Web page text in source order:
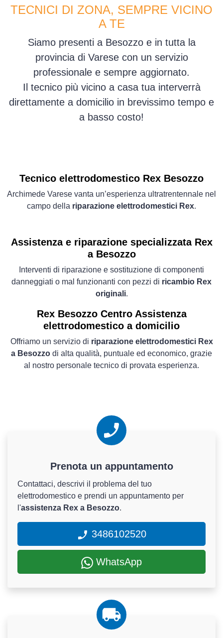
TECNICI DI ZONA, SEMPRE VICINO
A TE
Siamo presenti a Besozzo e in tutta la
provincia di Varese con un servizio
professionale e sempre aggiornato.
Il tecnico più vicino a casa tua interverrà
direttamente a domicilio in brevissimo tempo e
a basso costo!
Tecnico elettrodomestico Rex Besozzo
Archimede Varese vanta un’esperienza ultratrentennale nel
campo della riparazione elettrodomestici Rex.
Assistenza e riparazione specializzata Rex
a Besozzo
Interventi di riparazione e sostituzione di componenti
danneggiati o mal funzionanti con pezzi di ricambio Rex
originali.
Rex Besozzo Centro Assistenza
elettrodomestico a domicilio
Offriamo un servizio di riparazione elettrodomestici Rex
a Besozzo di alta qualità, puntuale ed economico, grazie
al nostro personale tecnico di provata esperienza.
Prenota un appuntamento
Contattaci, descrivi il problema del tuo
elettrodomestico e prendi un appuntamento per
l'assistenza Rex a Besozzo.
3486102520
WhatsApp